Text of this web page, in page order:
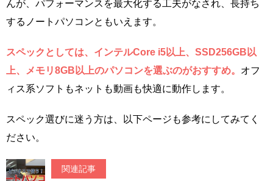
んが、パフォーマンスを最大化する工夫がなされ、長持ち
するノートパソコンともいえます。
スペックとしては、インテルCore i5以上、SSD256GB以
上、メモリ8GB以上のパソコンを選ぶのがおすすめ。 オフ
ィス系ソフトもネットも動画も快適に動作します。
スペック選びに迷う方は、以下ページも参考にしてみてく
ださい。
関連記事